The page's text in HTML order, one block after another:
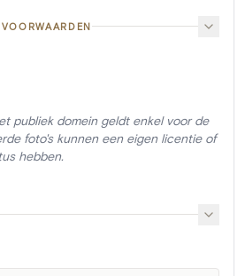
publiek domein geldt enkel voor de
foto's kunnen een eigen licentie of
hebben.